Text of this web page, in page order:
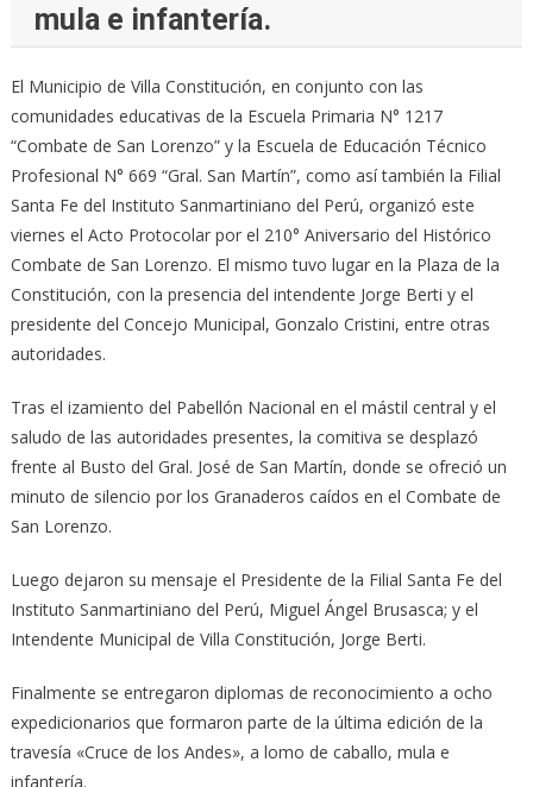
mula e infantería.
El Municipio de Villa Constitución, en conjunto con las
comunidades educativas de la Escuela Primaria N° 1217
“Combate de San Lorenzo” y la Escuela de Educación Técnico
Profesional N° 669 “Gral. San Martín”, como así también la Filial
Santa Fe del Instituto Sanmartiniano del Perú, organizó este
viernes el Acto Protocolar por el 210° Aniversario del Histórico
Combate de San Lorenzo. El mismo tuvo lugar en la Plaza de la
Constitución, con la presencia del intendente Jorge Berti y el
presidente del Concejo Municipal, Gonzalo Cristini, entre otras
autoridades.
Tras el izamiento del Pabellón Nacional en el mástil central y el
saludo de las autoridades presentes, la comitiva se desplazó
frente al Busto del Gral. José de San Martín, donde se ofreció un
minuto de silencio por los Granaderos caídos en el Combate de
San Lorenzo.
Luego dejaron su mensaje el Presidente de la Filial Santa Fe del
Instituto Sanmartiniano del Perú, Miguel Ángel Brusasca; y el
Intendente Municipal de Villa Constitución, Jorge Berti.
Finalmente se entregaron diplomas de reconocimiento a ocho
expedicionarios que formaron parte de la última edición de la
travesía «Cruce de los Andes», a lomo de caballo, mula e
infantería.